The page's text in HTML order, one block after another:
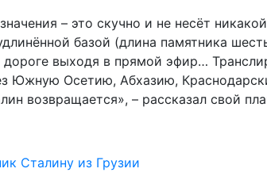
– это скучно и не несёт
базой (длина памятника
выходя в прямой эфир…
Южную Осетию, Абхазию,
возвращается», – рассказал свой
Сталину из Грузии